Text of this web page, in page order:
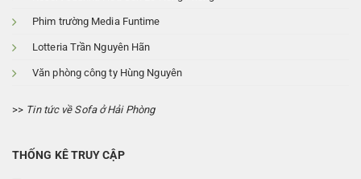
Phim trường Media Funtime
Lotteria Trần Nguyên Hãn
Văn phòng công ty Hùng Nguyên
>> Tin tức về Sofa ở Hải Phòng
THỐNG KÊ TRUY CẬP